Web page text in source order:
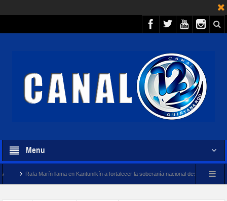
Menu
llama en Kantunilkín a fortalecer la soberanía nacional desde la unidad y la participación